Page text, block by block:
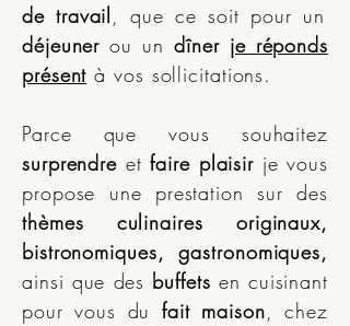
de travail, que ce soit pour un
déjeunerou undîner je réponds
présent à vos sollicitations.
Parce que vous souhaitez
surprendre etfaire plaisir je vous
propose une prestation sur des
thèmes culinaires originaux,
bistronomiques, gastronomiques,
ainsi que des buffets en cuisinant
pour vous dufait maison, chez